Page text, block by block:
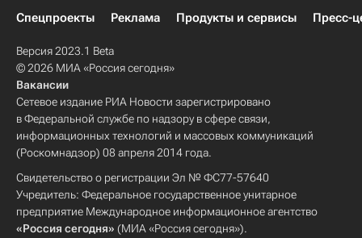
Спецпроекты
Реклама Продукты и сервисы Пресс-
Версия 2023.1 Beta
© 2026 МИА «Россия сегодня»
Вакансии
Сетевое издание РИА Новости зарегистрировано
в Федеральной службе по надзору в сфере связи,
информационных технологий и массовых коммуникаций
(Роскомнадзор) 08 апреля 2014 года.
Свидетельство о регистрации Эл № ФС77-57640
Учредитель: Федеральное государственное унитарное
предприятие Международное информационное агентство
«Россия сегодня» (МИА «Россия сегодня»).